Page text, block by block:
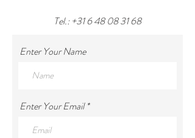
Tel.: +31 6 48 08 31 68
Enter Your Name
Enter Your Email